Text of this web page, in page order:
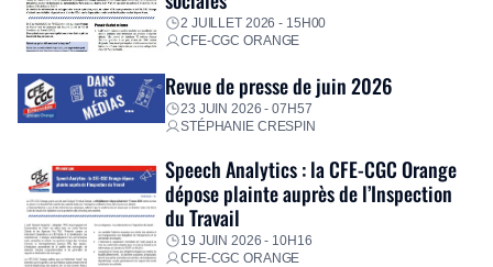
2 JUILLET 2026 - 15H00
CFE-CGC ORANGE
Revue de presse de juin 2026
23 JUIN 2026 - 07H57
STÉPHANIE CRESPIN
Speech Analytics : la CFE-CGC Orange
dépose plainte auprès de l’Inspection
du Travail
19 JUIN 2026 - 10H16
CFE-CGC ORANGE